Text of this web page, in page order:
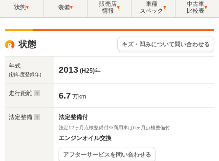
状態 装備
販売店
情報
車種
スペック
中古車
比較表
状態 キズ・凹みについて問い合わせる
年式
(初年度登録年) 2013 (H25)年
走行距離 6.7 万km
法定整備 法定整備付
法定12ヶ月点検整備付※商用車は6ヶ月点検整備付
エンジンオイル交換
アフターサービスを問い合わせる